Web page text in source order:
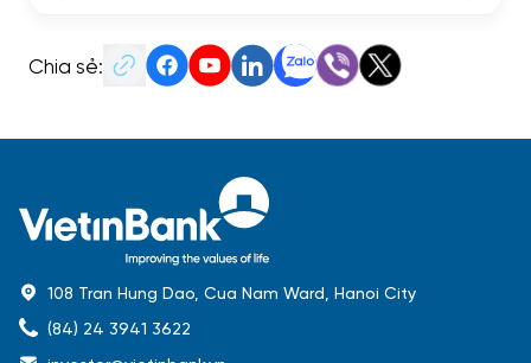
Chia sẻ:
108 Tran Hung Dao, Cua Nam Ward, Hanoi City
(84) 24 3941 3622